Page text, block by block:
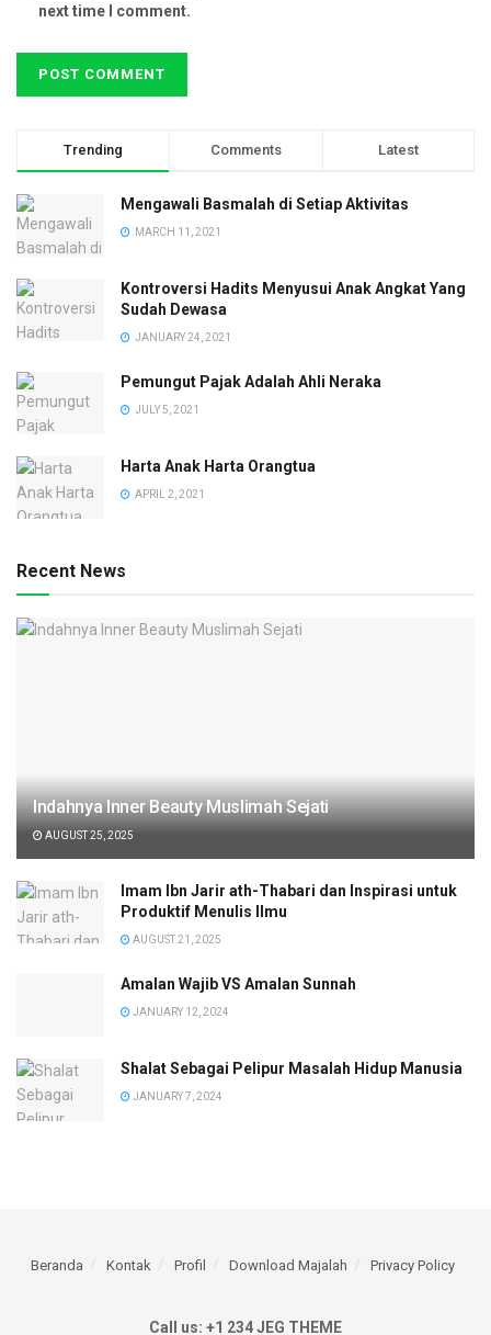
next time I comment.
Trending Comments Latest
Mengawali Basmalah di Setiap Aktivitas
MARCH 11, 2021
Kontroversi Hadits Menyusui Anak Angkat Yang
Sudah Dewasa
JANUARY 24, 2021
Pemungut Pajak Adalah Ahli Neraka
JULY 5, 2021
Harta Anak Harta Orangtua
APRIL 2, 2021
Recent News
Indahnya Inner Beauty Muslimah Sejati
AUGUST 25, 2025
Imam Ibn Jarir ath-Thabari dan Inspirasi untuk
Produktif Menulis Ilmu
AUGUST 21, 2025
Amalan Wajib VS Amalan Sunnah
JANUARY 12, 2024
Shalat Sebagai Pelipur Masalah Hidup Manusia
JANUARY 7, 2024
Beranda Kontak Profil Download Majalah Privacy Policy
Call us: +1 234 JEG THEME